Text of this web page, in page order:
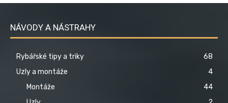
NÁVODY A NÁSTRAHY
Rybářské tipy a triky
68
Uzly a montáže
4
Montáže
44